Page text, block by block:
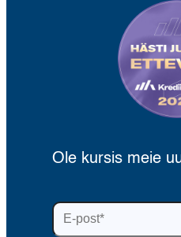
Ole kursis meie